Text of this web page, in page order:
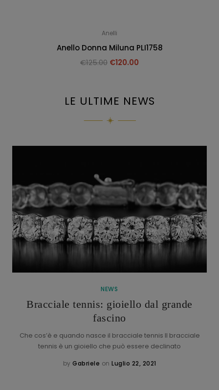
Anelli
Anello Donna Miluna PLI1758
€125.00 €120.00
LE ULTIME NEWS
NEWS
Bracciale tennis: gioiello dal grande
fascino
Che cos’è e quando nasce il bracciale tennis Il bracciale
tennis è un gioiello che può essere declinato
by Gabriele on Luglio 22, 2021